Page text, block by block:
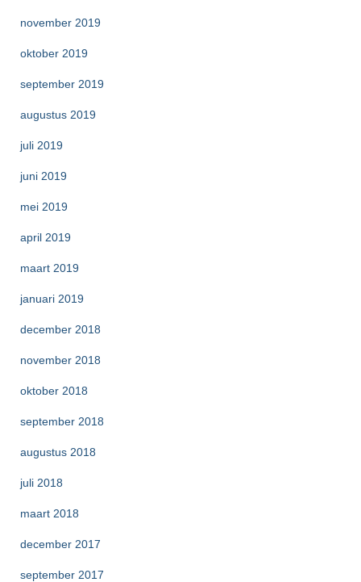
november 2019
oktober 2019
september 2019
augustus 2019
juli 2019
juni 2019
mei 2019
april 2019
maart 2019
januari 2019
december 2018
november 2018
oktober 2018
september 2018
augustus 2018
juli 2018
maart 2018
december 2017
september 2017